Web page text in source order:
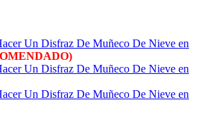
Un Disfraz De Muñeco De Nieve en
Un Disfraz De Muñeco De Nieve en
Un Disfraz De Muñeco De Nieve en